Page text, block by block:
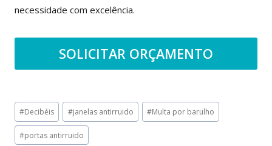
necessidade com excelência.
SOLICITAR ORÇAMENTO
Tags
do
Post:
#Decibéis #janelas antirruido #Multa por barulho
#portas antirruido